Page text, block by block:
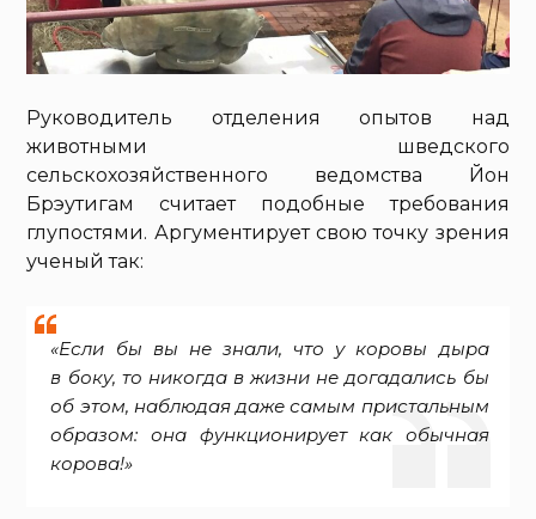
Руководитель отделения опытов над
животными шведского
сельскохозяйственного ведомства Йон
Брэутигам считает подобные требования
глупостями. Аргументирует свою точку зрения
ученый так:
«Если бы вы не знали, что у коровы дыра
в боку, то никогда в жизни не догадались бы
об этом, наблюдая даже самым пристальным
образом: она функционирует как обычная
корова!»